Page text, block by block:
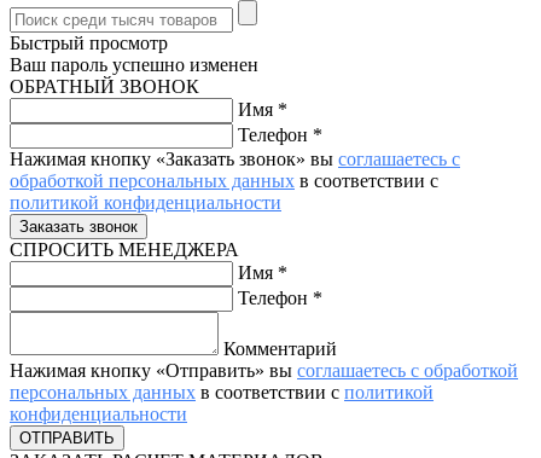
Быстрый просмотр
Ваш пароль успешно изменен
ОБРАТНЫЙ ЗВОНОК
Имя *
Телефон *
Нажимая кнопку «Заказать звонок» вы соглашаетесь с
обработкой персональных данных в соответствии с
политикой конфиденциальности
СПРОСИТЬ МЕНЕДЖЕРА
Имя *
Телефон *
Комментарий
Нажимая кнопку «Отправить» вы соглашаетесь с обработкой
персональных данных в соответствии с политикой
конфиденциальности